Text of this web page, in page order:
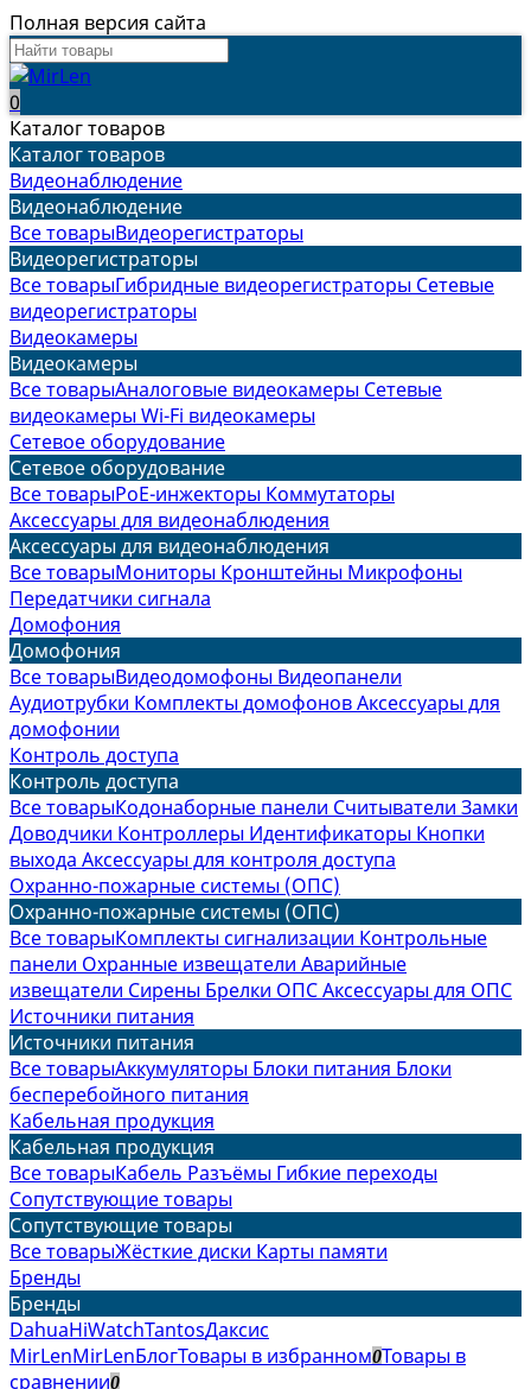
Полная версия сайта
0
Каталог товаров
Каталог товаров
Видеонаблюдение
Видеонаблюдение
Все товарыВидеорегистраторы
Видеорегистраторы
Все товарыГибридные видеорегистраторы Сетевые
видеорегистраторы
Видеокамеры
Видеокамеры
Все товарыАналоговые видеокамеры Сетевые
видеокамерыWi-Fi видеокамеры
Сетевое оборудование
Сетевое оборудование
Все товарыPoE-инжекторы Коммутаторы
Аксессуары для видеонаблюдения
Аксессуары для видеонаблюдения
Все товарыМониторы Кронштейны Микрофоны
Передатчики сигнала
Домофония
Домофония
Все товарыВидеодомофоны Видеопанели
Аудиотрубки Комплекты домофоновАксессуары для
домофонии
Контроль доступа
Контроль доступа
Все товарыКодонаборные панели Считыватели Замки
Доводчики Контроллеры Идентификаторы Кнопки
выхода Аксессуары для контроля доступа
Охранно-пожарные системы (ОПС)
Охранно-пожарные системы (ОПС)
Все товарыКомплекты сигнализации Контрольные
панели Охранные извещатели Аварийные
извещатели Сирены Брелки ОПСАксессуары для ОПС
Источники питания
Источники питания
Все товарыАккумуляторы Блоки питания Блоки
бесперебойного питания
Кабельная продукция
Кабельная продукция
Все товарыКабель Разъёмы Гибкие переходы
Сопутствующие товары
Сопутствующие товары
Все товарыЖёсткие диски Карты памяти
Бренды
Бренды
DahuaHiWatchTantosДаксис
MirLenMirLenБлогТовары в избранном0Товары в
сравнении0